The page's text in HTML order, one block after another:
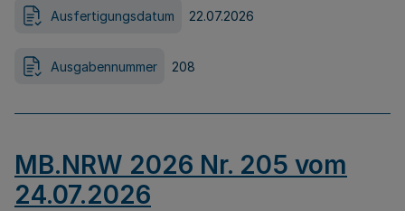
Ausfertigungsdatum 22.07.2026
Ausgabennummer 208
MB.NRW 2026 Nr. 205 vom
24.07.2026